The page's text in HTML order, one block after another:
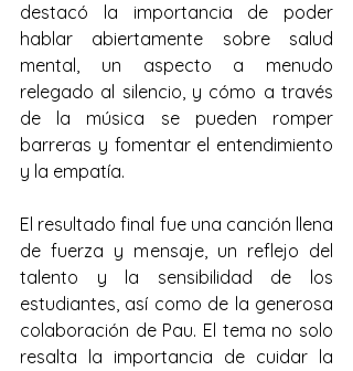
destacó la importancia de poder
hablar abiertamente sobre salud
mental, un aspecto a menudo
relegado al silencio, y cómo a través
de la música se pueden romper
barreras y fomentar el entendimiento
y la empatía.
El resultado final fue una canción llena
de fuerza y mensaje, un reflejo del
talento y la sensibilidad de los
estudiantes, así como de la generosa
colaboración de Pau. El tema no solo
resalta la importancia de cuidar la